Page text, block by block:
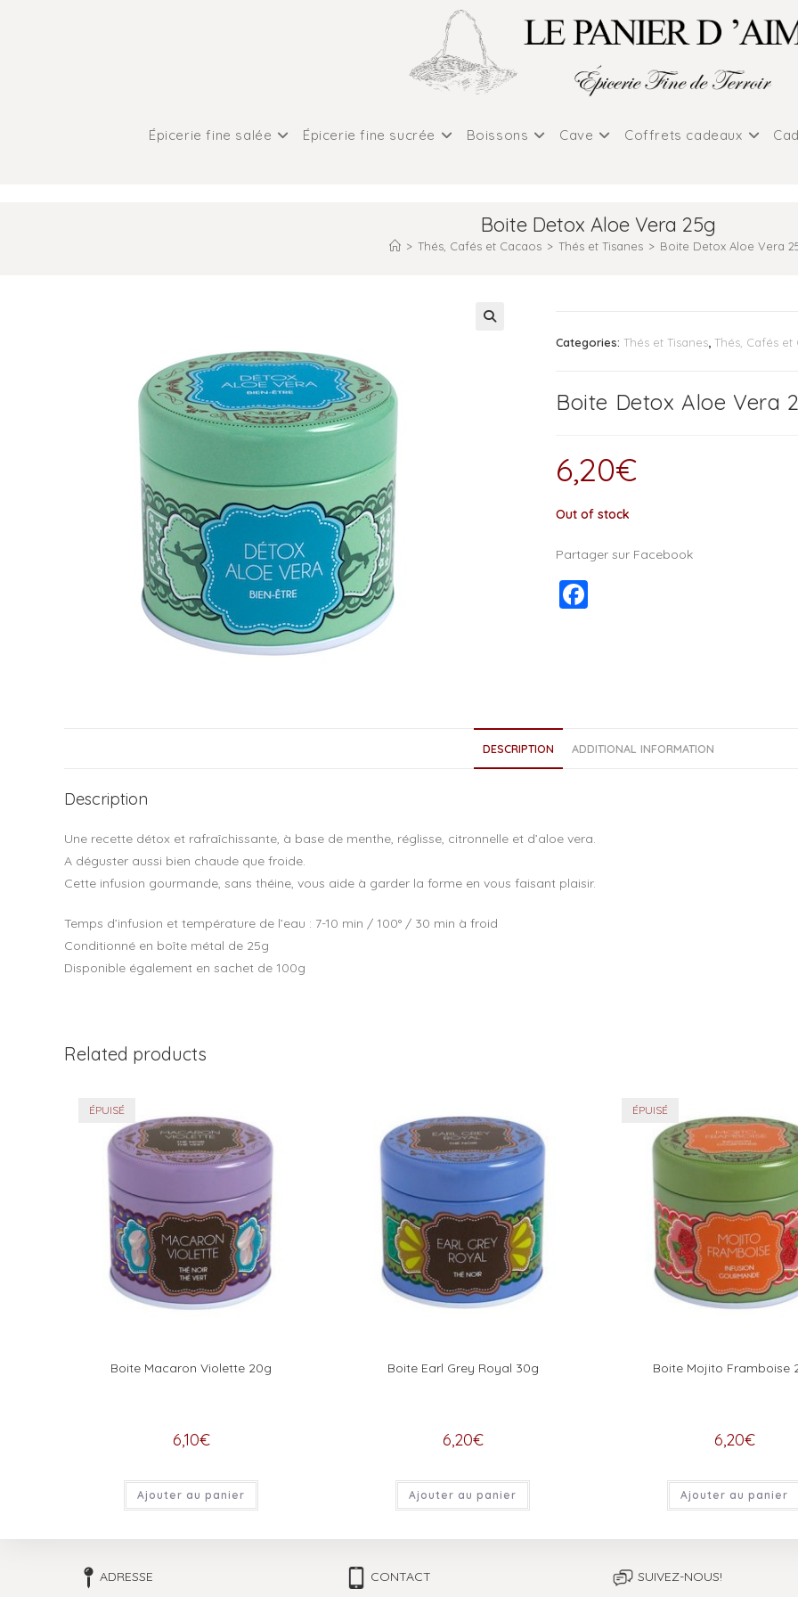
Épicerie fine salée Épicerie fine sucrée Boissons Cave Coffrets cadeaux
Boite Detox Aloe Vera 25g
> Thés, Cafés et Cacaos > Thés et Tisanes > Boite Detox Aloe Vera
Categories: Thés et Tisanes Thés, Cafés et
Boite Detox Aloe Vera
6,20€
Out of stock
Partager sur Facebook
o
DESCRIPTION ADDITIONAL INFORMATION
Description
Une recette détox et rafraîchissante, à base de menthe, réglisse, citronnelle et d’aloe vera.
A déguster aussi bien chaude que froide.
Cette infusion gourmande, sans théine, vous aide à garder la forme en vous faisant plaisir.
Temps d’infusion et température de l’eau : 7-10 min / 100° / 30 min à froid
Conditionné en boîte métal de 25g
Disponible également en sachet de 100g
Related products
ÉPUISÉ
Boite Macaron Violette 20g
6,10€
Ajouter au panier
Boite Earl Grey Royal 30g
6,20€
Ajouter au panier
ÉPUISÉ
Boite Mojito Framboise
6,20€
Ajouter au panier
ADRESSE CONTACT SUIVEZ-NOUS!